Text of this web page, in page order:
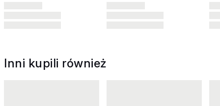
Inni kupili również